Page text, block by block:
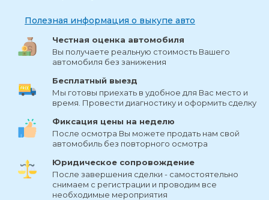
Полезная информация о выкупе авто
Честная оценка автомобиля
Вы получаете реальную стоимость Вашего
автомобиля без занижения
Бесплатный выезд
Мы готовы приехать в удобное для Вас место и
время. Провести диагностику и оформить сделку
Фиксация цены на неделю
После осмотра Вы можете продать нам свой
автомобиль без повторного осмотра
Юридическое сопровождение
После завершения сделки - самостоятельно
снимаем с регистрации и проводим все
необходимые мероприятия